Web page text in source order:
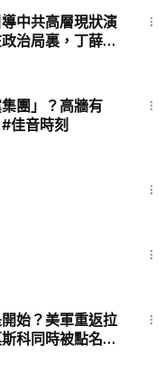
中共高層現狀演
治局裏，丁薛
直播精華版）｜
團」？高牆有
佳音時刻
始？美軍重返拉
科同時被點名！